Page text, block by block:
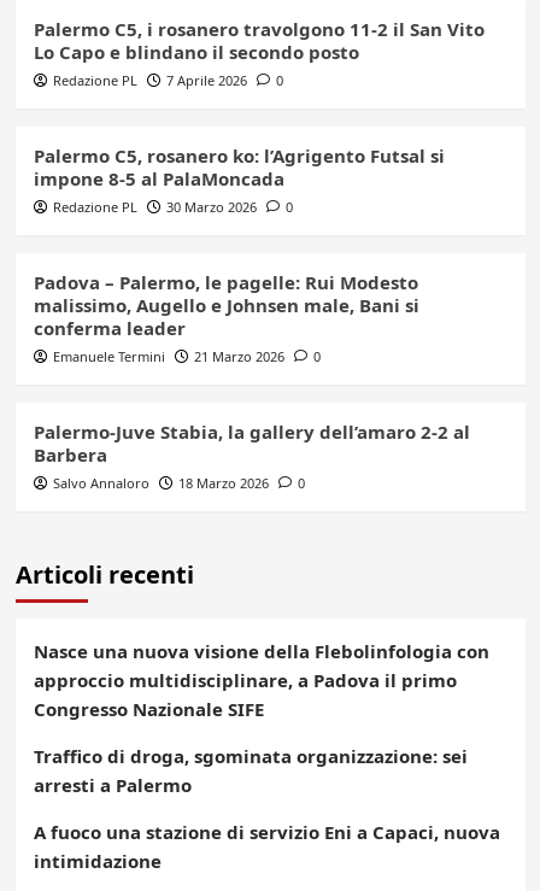
Palermo C5, i rosanero travolgono 11-2 il San Vito
Lo Capo e blindano il secondo posto
Redazione PL 7 Aprile 2026 0
Palermo C5, rosanero ko: l’Agrigento Futsal si
impone 8-5 al PalaMoncada
Redazione PL 30 Marzo 2026 0
Padova – Palermo, le pagelle: Rui Modesto
malissimo, Augello e Johnsen male, Bani si
conferma leader
Emanuele Termini 21 Marzo 2026 0
Palermo-Juve Stabia, la gallery dell’amaro 2-2 al
Barbera
Salvo Annaloro 18 Marzo 2026 0
Articoli recenti
Nasce una nuova visione della Flebolinfologia con
approccio multidisciplinare, a Padova il primo
Congresso Nazionale SIFE
Traffico di droga, sgominata organizzazione: sei
arresti a Palermo
A fuoco una stazione di servizio Eni a Capaci, nuova
intimidazione